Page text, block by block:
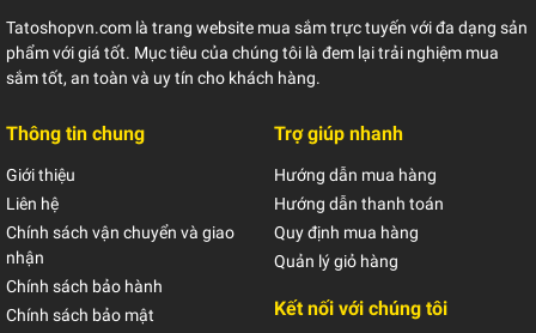
Tatoshopvn.com là trang website mua sắm trực tuyến với đa dạng sản
phẩm với giá tốt. Mục tiêu của chúng tôi là đem lại trải nghiệm mua
sắm tốt, an toàn và uy tín cho khách hàng.
Thông tin chung
Giới thiệu
Liên hệ
Chính sách vận chuyển và giao
nhận
Chính sách bảo hành
Chính sách bảo mật
Trợ giúp nhanh
Hướng dẫn mua hàng
Hướng dẫn thanh toán
Quy định mua hàng
Quản lý giỏ hàng
Kết nối với chúng tôi